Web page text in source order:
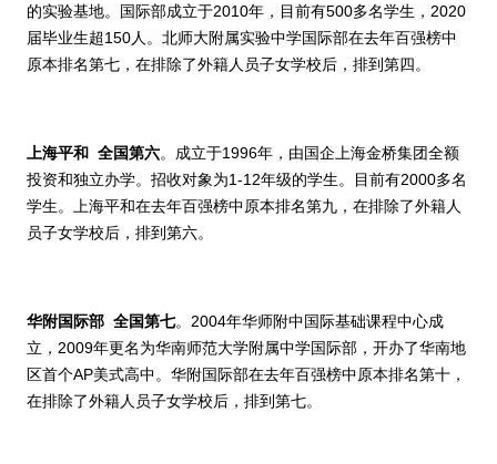
的实验基地。国际部成立于2010年，目前有500多名学生， 2020
届毕业生超150人。北师大附属实验中学国际部在去年百强榜中
原本排名第七，在排除了外籍人员子女学校后，排到第四。
上海平和 全国第六。 成立于1996年，由国企上海金桥集团全额
投资和独立办学。招收对象为1-12年级的学生。目前有2000多名
学生。上海平和在去年百强榜中原本排名第九，在排除了外籍人
员子女学校后，排到第六。
华附国际部 全国第七。 2004年华师附中国际基础课程中心成
立， 2009年更名为华南师范大学附属中学国际部，开办了华南地
区首个AP美式高中。华附国际部在去年百强榜中原本排名第十，
在排除了外籍人员子女学校后，排到第七。